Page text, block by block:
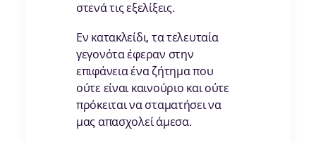
στενά τις εξελίξεις.
Εν κατακλείδι, τα τελευταία
γεγονότα έφεραν στην
επιφάνεια ένα ζήτημα που
ούτε είναι καινούριο και ούτε
πρόκειται να σταματήσει να
μας απασχολεί άμεσα.